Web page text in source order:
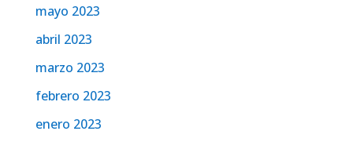
mayo 2023
abril 2023
marzo 2023
febrero 2023
enero 2023